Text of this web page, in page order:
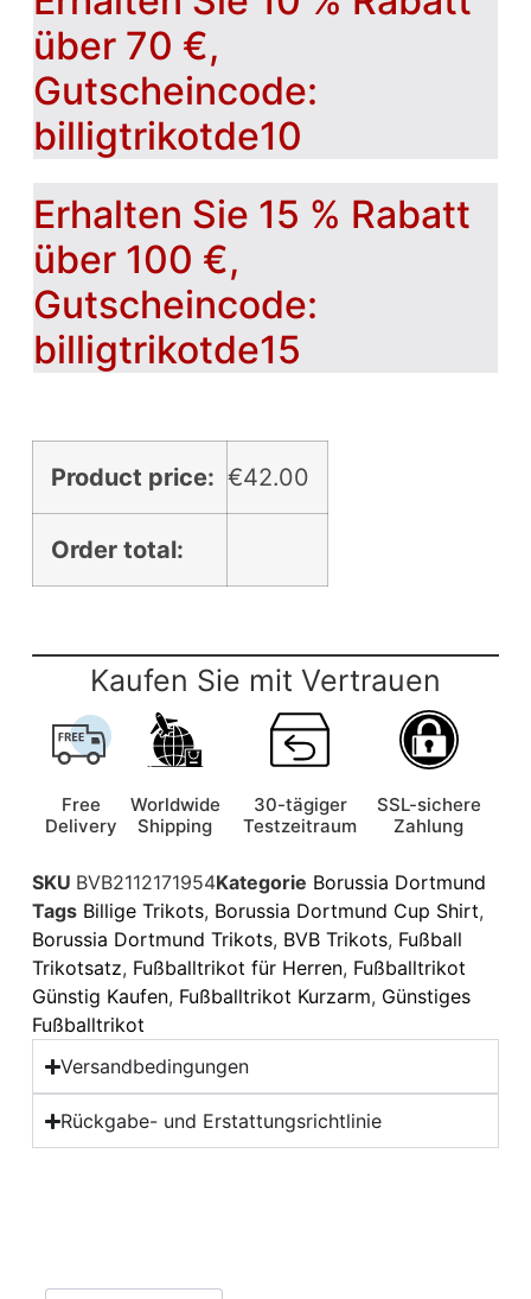
über 70 €,
Gutscheincode:
billigtrikotde10
Erhalten Sie 15 % Rabatt
über 100 €,
Gutscheincode:
billigtrikotde15
Product price: €42.00
Order total:
Kaufen Sie mit Vertrauen
Free
Delivery
Worldwide
Shipping
30-tägiger
Testzeitraum
SSL-sichere
Zahlung
SKU BVB2112171954Kategorie Borussia Dortmund
Tags Billige Trikots, Borussia Dortmund Cup Shirt,
Borussia Dortmund Trikots, BVB Trikots, Fußball
Trikotsatz, Fußballtrikot für Herren, Fußballtrikot
Günstig Kaufen, Fußballtrikot Kurzarm, Günstiges
Fußballtrikot
Versandbedingungen
Rückgabe- und Erstattungsrichtlinie